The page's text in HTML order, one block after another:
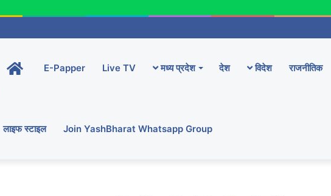
Home-
main
E-Papper Live TV मध्य प्रदेश देश विदेश राजनीतिक
लाइफ स्टाइल Join YashBharat Whatsapp Group